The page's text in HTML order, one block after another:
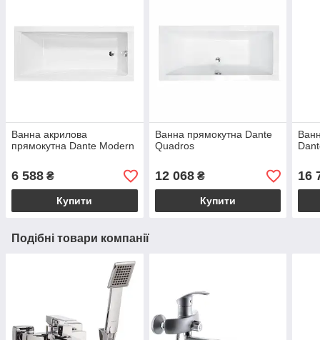
Ванна акрилова
прямокутна Dante Modern
6 588 ₴
Купити
Ванна прямокутна Dante
Quadros
12 068₴
Купити
16
Подібні товари компанії